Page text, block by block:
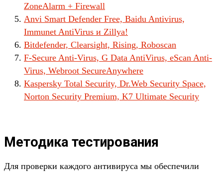
ZoneAlarm + Firewall
Anvi Smart Defender Free, Baidu Antivirus,
Immunet AntiVirus и Zillya!
Bitdefender, Clearsight, Rising, Roboscan
F-Secure Anti-Virus, G Data AntiVirus, eScan Anti-
Virus, Webroot SecureAnywhere
Kaspersky Total Security, Dr.Web Security Space,
Norton Security Premium, K7 Ultimate Security
Методика тестирования
Для проверки каждого антивируса мы обеспечили